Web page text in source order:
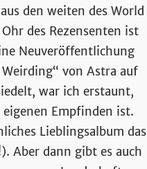
den weiten des World
des Rezensenten ist
Neuveröffentlichung
von Astra auf
war ich erstaunt,
Empfinden ist.
Lieblingsalbum das
Aber dann gibt es auch